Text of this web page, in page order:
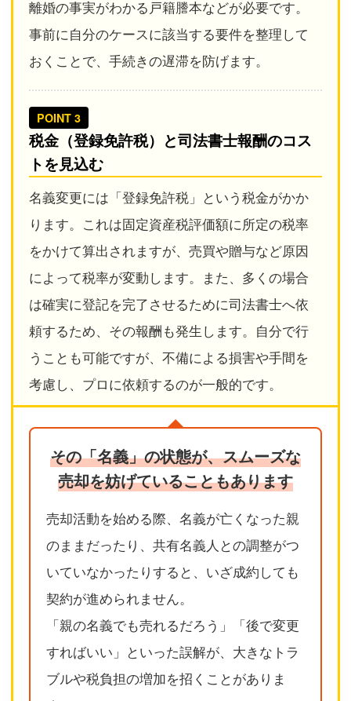
離婚の事実がわかる戸籍謄本などが必要です。
事前に自分のケースに該当する要件を整理して
おくことで、手続きの遅滞を防げます。
POINT 3
税金（登録免許税）と司法書士報酬のコス
トを見込む
名義変更には「登録免許税」という税金がかか
ります。これは固定資産税評価額に所定の税率
をかけて算出されますが、売買や贈与など原因
によって税率が変動します。また、多くの場合
は確実に登記を完了させるために司法書士へ依
頼するため、その報酬も発生します。自分で行
うことも可能ですが、不備による損害や手間を
考慮し、プロに依頼するのが一般的です。
その「名義」の状態が、スムーズな
売却を妨げていることもあります
売却活動を始める際、名義が亡くなった親
のままだったり、共有名義人との調整がつ
いていなかったりすると、いざ成約しても
契約が進められません。
「親の名義でも売れるだろう」「後で変更
すればいい」といった誤解が、大きなトラ
ブルや税負担の増加を招くことがありま